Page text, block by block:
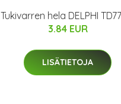
Tukivarren hela DELPHI
3.84 EUR
LISÄTIETOJA